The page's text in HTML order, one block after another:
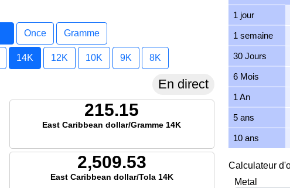
Once Gramme
14K 12K 10K 9K 8K
En direct
215.15
East Caribbean dollar/Gramme 14K
2,509.53
East Caribbean dollar/Tola 14K
1 jour
1 semaine
30 Jours
6 Mois
1 An
5 ans
10 ans
Calculateur
Metal